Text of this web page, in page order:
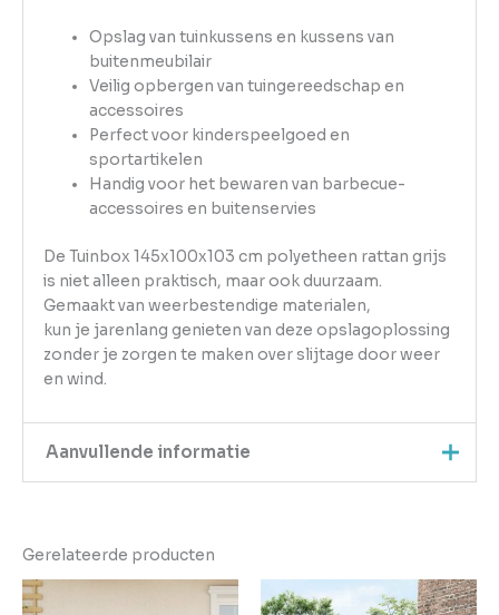
Opslag van tuinkussens en kussens van
buitenmeubilair
Veilig opbergen van tuingereedschap en
accessoires
Perfect voor kinderspeelgoed en
sportartikelen
Handig voor het bewaren van barbecue-
accessoires en buitenservies
De Tuinbox 145x100x103 cm polyetheen rattan grijs
is niet alleen praktisch, maar ook duurzaam.
Gemaakt van weerbestendige materialen,
kun je jarenlang genieten van deze opslagoplossing
zonder je zorgen te maken over slijtage door weer
en wind.
Aanvullende informatie
EAN
30.65
Gerelateerde producten